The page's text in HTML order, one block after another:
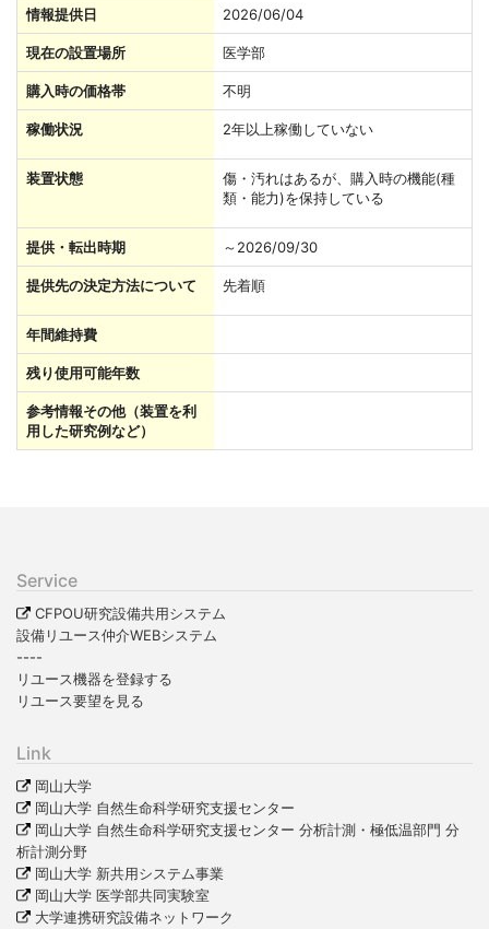
情報提供日 2026/06/04
現在の設置場所 医学部
購入時の価格帯 不明
稼働状況 2年以上稼働していない
装置状態
傷・汚れはあるが、購入時の機能(種
類・能力)を保持している
提供・転出時期 ～2026/09/30
提供先の決定方法について 先着順
年間維持費
残り使用可能年数
参考情報その他（装置を利
用した研究例など）
Service
CFPOU研究設備共用システム
設備リユース仲介WEBシステム
----
リユース機器を登録する
リユース要望を見る
Link
岡山大学
岡山大学 自然生命科学研究支援センター
岡山大学 自然生命科学研究支援センター 分析計測・極低温部門 分
析計測分野
岡山大学 新共用システム事業
岡山大学 医学部共同実験室
大学連携研究設備ネットワーク